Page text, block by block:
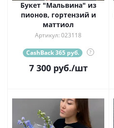
Букет "Мальвина" из
пионов, гортензий и
маттиол
Артикул: 023118
CashBack 365 руб. ?
7 300руб./шт